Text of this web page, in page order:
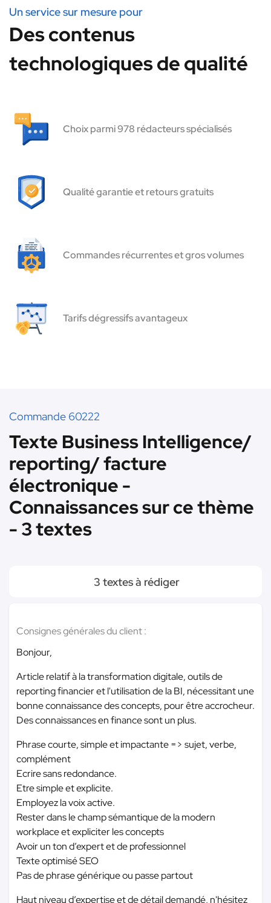
Un service sur mesure pour
Des contenus
technologiques de qualité
Choix parmi 978 rédacteurs spécialisés
Qualité garantie et retours gratuits
Commandes récurrentes et gros volumes
Tarifs dégressifs avantageux
Commande 60222
Texte Business Intelligence/
reporting/ facture
électronique -
Connaissances sur ce thème
- 3 textes
3 textes à rédiger
Consignes générales du client :
Bonjour,
Article relatif à la transformation digitale, outils de
reporting financier et l'utilisation de la BI, nécessitant une
bonne connaissance des concepts, pour être accrocheur.
Des connaissances en finance sont un plus.
Phrase courte, simple et impactante => sujet, verbe,
complément
Ecrire sans redondance.
Etre simple et explicite.
Employez la voix active.
Rester dans le champ sémantique de la modern
workplace et expliciter les concepts
Avoir un ton d’expert et de professionnel
Texte optimisé SEO
Pas de phrase générique ou passe partout
Haut niveau d’expertise et de détail demandé, n'hésitez